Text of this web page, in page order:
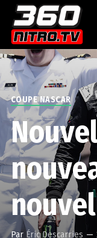
COUPE NASCAR
Par Éric Descarries —